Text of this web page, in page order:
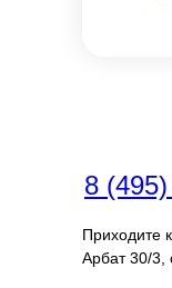
Приходите
Арбат 30/3,
8